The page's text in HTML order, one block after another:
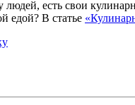
людей, есть свои
едой? В статье